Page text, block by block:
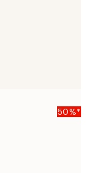
50%*